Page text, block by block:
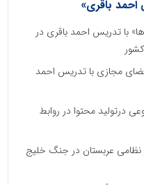
احمد باقری»
با تدریس احمد باقری در
مجازی با تدریس احمد
درتولید محتوا در روابط
نظامی عربستان در جنگ خلیج